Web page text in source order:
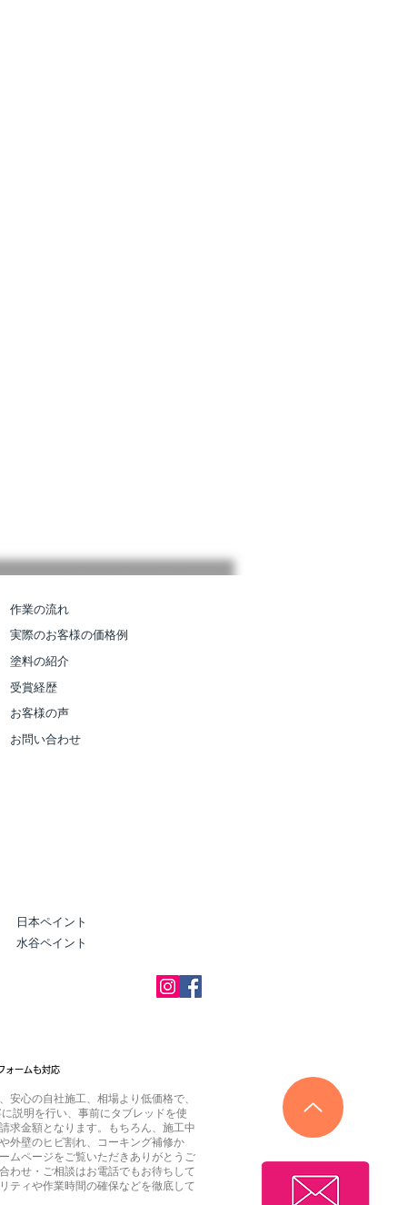
作業の流れ
実際のお客様の価格例
塗料の紹介
受賞経歴
お客様の声
お問い合わせ
日本ペイント
水谷ペイント
ォームも対応
心の自社施工、相場より低価格で、
説明を行い、事前にタブレッドを使
求金額となります。もちろん、施工中
外壁のヒビ割れ、コーキング補修か
ムページをご覧いただきありがとうご
わせ・ご相談はお電話でもお待ちして
ティや作業時間の確保などを徹底して